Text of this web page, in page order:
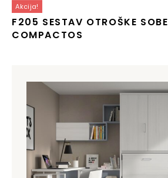
Akcija!
F205 SESTAV OTROŠKE SOBE
COMPACTOS